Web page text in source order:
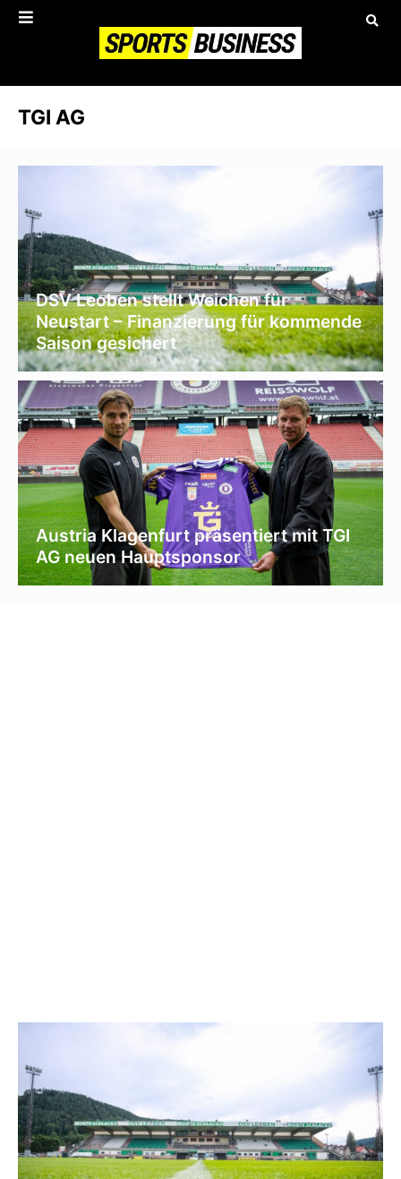
TGI AG
DSV Leoben stellt Weichen für
Neustart – Finanzierung für kommende
Saison gesichert
Austria Klagenfurt präsentiert mit TGI
AG neuen Hauptsponsor